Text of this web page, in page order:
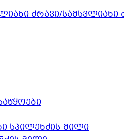
ძრავი/სამსვლიანი
სპილენძის მილი